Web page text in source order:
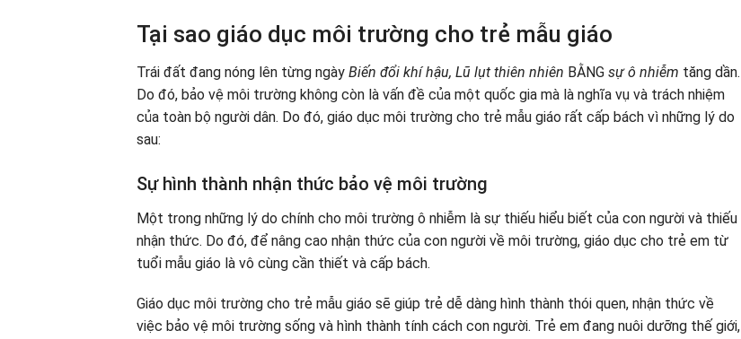
Tại sao giáo dục môi trường cho trẻ mẫu giáo
Trái đất đang nóng lên từng ngày Biến đổi khí hậu, Lũ lụt thiên nhiên BẰNG sự ô nhiễm tăng dần.
Do đó, bảo vệ môi trường không còn là vấn đề của một quốc gia mà là nghĩa vụ và trách nhiệm
của toàn bộ người dân. Do đó, giáo dục môi trường cho trẻ mẫu giáo rất cấp bách vì những lý do
sau:
Sự hình thành nhận thức bảo vệ môi trường
Một trong những lý do chính cho môi trường ô nhiễm là sự thiếu hiểu biết của con người và thiếu
nhận thức. Do đó, để nâng cao nhận thức của con người về môi trường, giáo dục cho trẻ em từ
tuổi mẫu giáo là vô cùng cần thiết và cấp bách.
Giáo dục môi trường cho trẻ mẫu giáo sẽ giúp trẻ dễ dàng hình thành thói quen, nhận thức về
việc bảo vệ môi trường sống và hình thành tính cách con người. Trẻ em đang nuôi dưỡng thế giới,